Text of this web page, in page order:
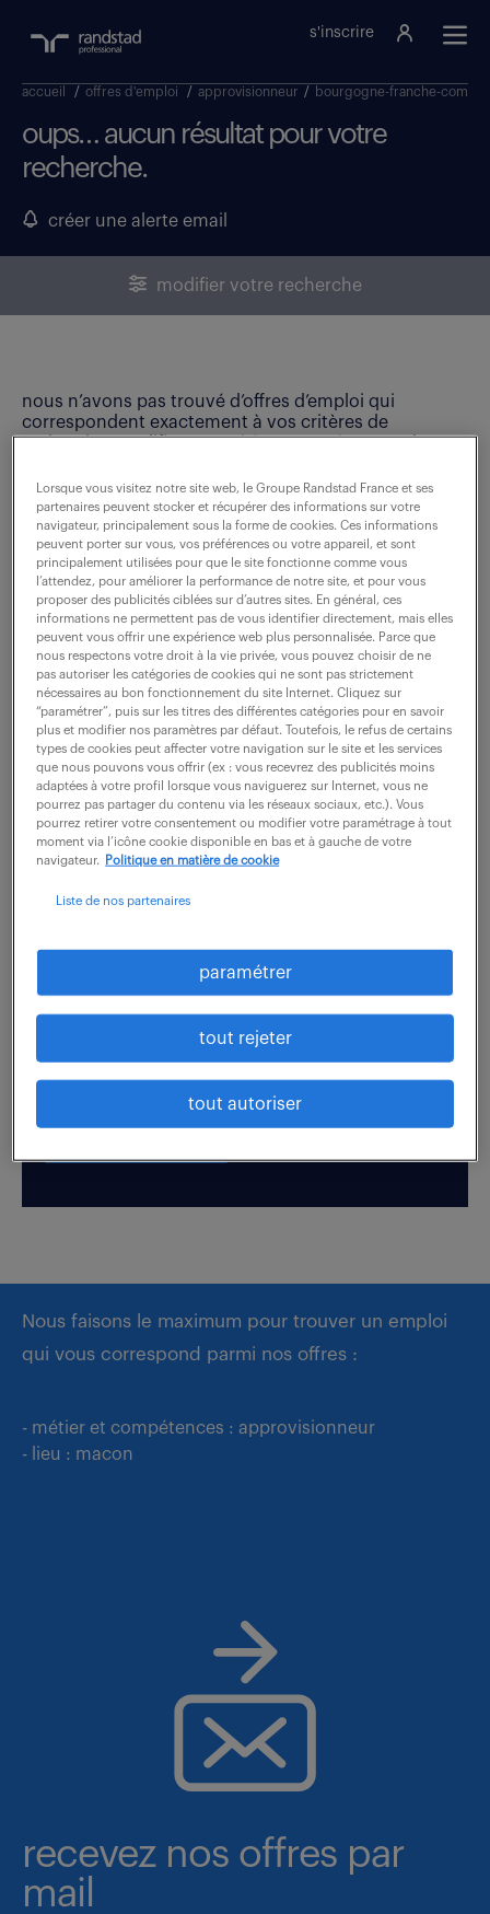
s'inscrire
accueil / offres d'emploi / approvisionneur / bourgogne-franche-comté
oups… aucun résultat pour votre
recherche.
créer une alerte email
modifier votre recherche
nous n’avons pas trouvé d’offres d’emploi qui
correspondent exactement à vos critères de
recherche. Modifiez vos critères ou créez une alerte
ne ratez aucune
opportunité.
recevez chaque semaine par mail les offres qui
correspondent à votre dernière recherche.
créer une alerte
votre CV !
Boostez votre visibilité auprès de nos recruteurs
en postulant par candidature spontanée.
Nous faisons le maximum pour trouver un emploi
qui vous correspond parmi nos offres :
- métier et compétences : approvisionneur
- lieu : macon
recevez nos offres par
mail
Lorsque vous visitez notre site web, le Groupe Randstad France et ses
partenaires peuvent stocker et récupérer des informations sur votre
navigateur, principalement sous la forme de cookies. Ces informations
peuvent porter sur vous, vos préférences ou votre appareil, et sont
principalement utilisées pour que le site fonctionne comme vous
l’attendez, pour améliorer la performance de notre site, et pour vous
proposer des publicités ciblées sur d’autres sites. En général, ces
informations ne permettent pas de vous identifier directement, mais elles
peuvent vous offrir une expérience web plus personnalisée. Parce que
nous respectons votre droit à la vie privée, vous pouvez choisir de ne
pas autoriser les catégories de cookies qui ne sont pas strictement
nécessaires au bon fonctionnement du site Internet. Cliquez sur
“paramétrer”, puis sur les titres des différentes catégories pour en savoir
plus et modifier nos paramètres par défaut. Toutefois, le refus de certains
types de cookies peut affecter votre navigation sur le site et les services
que nous pouvons vous offrir (ex : vous recevrez des publicités moins
adaptées à votre profil lorsque vous naviguerez sur Internet, vous ne
pourrez pas partager du contenu via les réseaux sociaux, etc.). Vous
pourrez retirer votre consentement ou modifier votre paramétrage à tout
moment via l’icône cookie disponible en bas et à gauche de votre
navigateur.
Politique en matière de cookie
Liste de nos partenaires
paramétrer
tout rejeter
tout autoriser